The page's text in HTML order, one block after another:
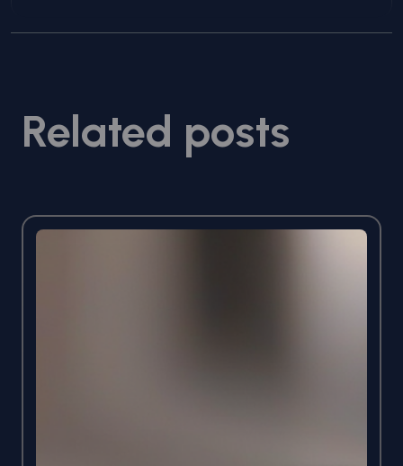
Related posts